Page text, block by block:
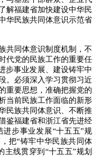
解福建省加快建设中华民
华民族共同体意识示范省
共同体意识制度机制，不
代党的民族工作的重要任
步事业发展、建设铸牢中
。必须深入学习贯彻习近
重要思想，准确把握党的
当前民族工作面临的新形
民族共同体意识、不断推
鉴福建省和浙江省先进经
步事业发展“十五五”规
把“铸牢中华民族共同体
线贯穿到“十五五”规划